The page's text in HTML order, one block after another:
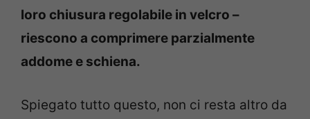
loro chiusura regolabile in velcro –
riescono a comprimere parzialmente
addome e schiena.
Spiegato tutto questo, non ci resta altro da